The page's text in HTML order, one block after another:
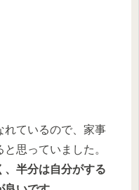
れているので、家事
思っていました。
、半分は自分がする